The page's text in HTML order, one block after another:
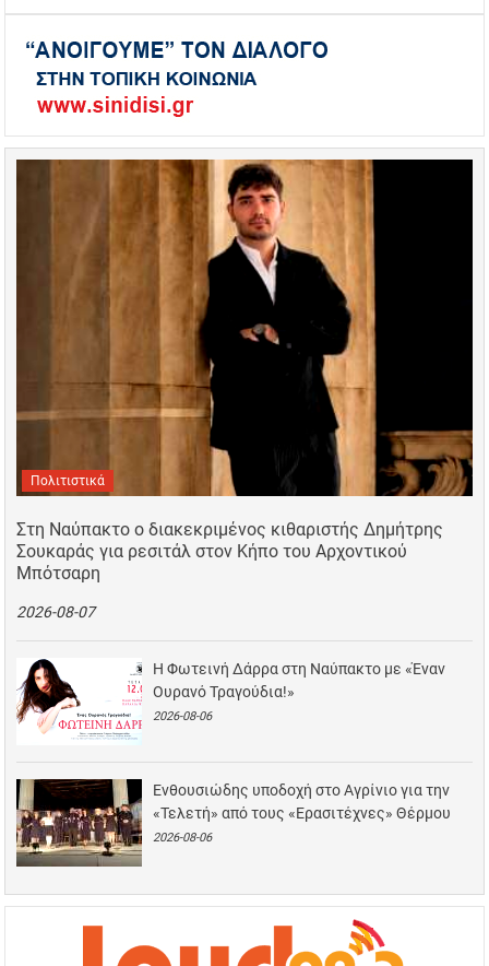
Πολιτιστικά
Στη Ναύπακτο ο διακεκριμένος κιθαριστής Δημήτρης
Σουκαράς για ρεσιτάλ στον Κήπο του Αρχοντικού
Μπότσαρη
2026-08-07
Η Φωτεινή Δάρρα στη Ναύπακτο με «Έναν
Ουρανό Τραγούδια!»
2026-08-06
Ενθουσιώδης υποδοχή στο Αγρίνιο για την
«Τελετή» από τους «Ερασιτέχνες» Θέρμου
2026-08-06